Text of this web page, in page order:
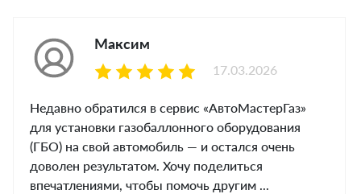
Максим
Недавно обратился в сервис «АвтоМастерГаз»
для установки газобаллонного оборудования
(ГБО) на свой автомобиль — и остался очень
доволен результатом. Хочу поделиться
впечатлениями, чтобы помочь другим ...
17.03.2026